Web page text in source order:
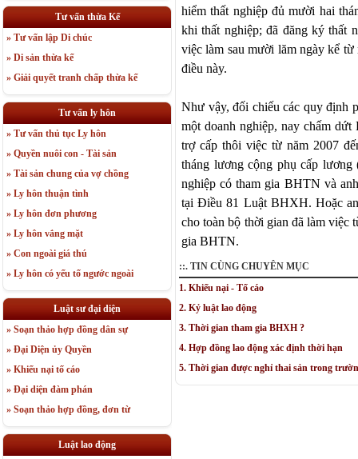
Tư vấn thừa Kế
» Tư vấn lập Di chúc
» Di sản thừa kế
» Giải quyết tranh chấp thừa kế
Tư vấn ly hôn
» Tư vấn thủ tục Ly hôn
» Quyền nuôi con - Tài sản
» Tài sản chung của vợ chồng
» Ly hôn thuận tình
» Ly hôn đơn phương
» Ly hôn vắng mặt
» Con ngoài giá thú
» Ly hôn có yếu tố ngước ngoài
Luật sư đại diện
» Soạn thảo hợp đồng dân sự
» Đại Diện ủy Quyền
» Khiếu nại tố cáo
» Đại diện đàm phán
» Soạn thảo hợp đồng, đơn từ
Luật lao động
hiểm thất nghiệp đủ mười hai
khi thất nghiệp; đã đăng ký thất
việc làm sau mười lăm ngày kể
điều này.
Như vậy, đối chiếu các quy định
một doanh nghiệp, nay chấm
trợ cấp thôi việc từ năm 2007
tháng lương cộng phụ cấp
nghiệp có tham gia BHTN và
tại Điều 81 Luật BHXH. Hoặc
cho toàn bộ thời gian đã làm việc
gia BHTN.
::. TIN CÙNG CHUYÊN MỤC
1. Khiếu nại - Tố cáo
2. Kỷ luật lao động
3. Thời gian tham gia BHXH ?
4. Hợp đồng lao động xác định thời hạn
5. Thời gian được nghỉ thai sản trong